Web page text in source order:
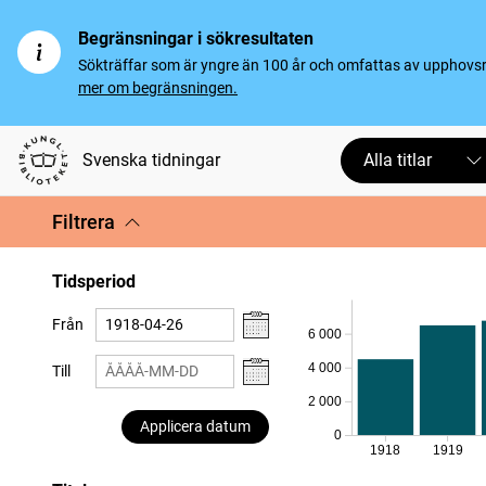
Begränsningar i sökresultaten
Sökträffar som är yngre än 100 år och omfattas av
mer om begränsningen.
Svenska tidningar Alla titlar
Filtrera
Tidsperiod
Från
Till
Applicera datum
0
2 000
4 000
6 000
1918 1919